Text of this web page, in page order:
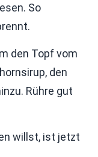
So
den Topf vom
den
Rühre gut
willst, ist jetzt